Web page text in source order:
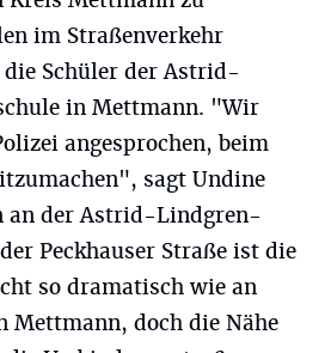
im Straßenverkehr
die Schüler der Astrid-
in Mettmann. "Wir
angesprochen, beim
sagt Undine
an der Astrid-Lindgren-
Peckhauser Straße ist die
so dramatisch wie an
Mettmann, doch die Nähe